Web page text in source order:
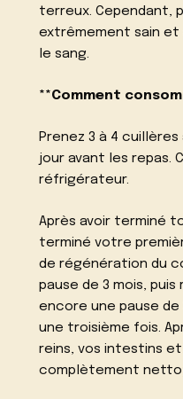
terreux. Cependant,
extrêmement sain
le sang.
**Comment
Prenez 3 à 4
jour avant les repas.
réfrigérateur.
Après avoir terminé
terminé votre
de régénération du
pause de 3 mois,
encore une pause
une troisième fois.
reins, vos intestins
complètement